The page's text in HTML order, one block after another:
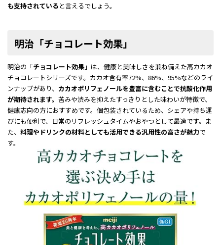
も支持されている と言えるでしょう。
明治「チョコレート効果」
明治の「チョコレート効果 」は、健康と美味しさを兼ね備えた高カカオ
チョコレートシリーズです。カカオ含有率72%、86%、95%などのライ
ンナップがあり、 カカオポリフェノールを豊富に含むことで抗酸化作用
が期待されます。 苦みや渋みを抑えたすっきりとした味わいが特徴で、
健康志向の方におすすめです。個包装されているため、シェアや持ち運
びにも便利で、日常のリフレッシュタイムやおやつとして最適です。ま
た、 料理やドリンクの材料としても活用できる汎用性の高さが魅力で
す。